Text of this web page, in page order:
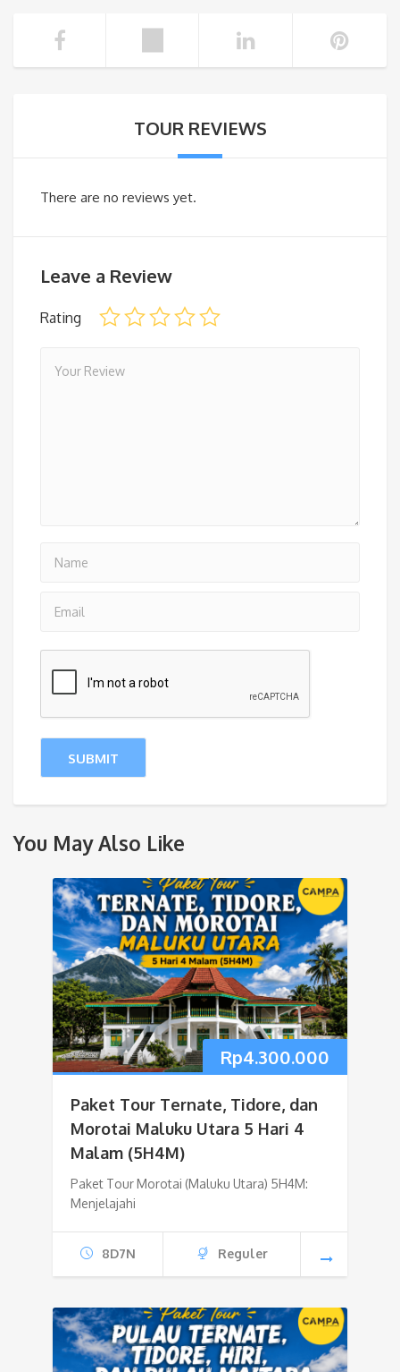
TOUR REVIEWS
There are no reviews yet.
Leave a Review
Rating
You May Also Like
Rp4.300.000
Paket Tour Ternate, Tidore, dan
Morotai Maluku Utara 5 Hari 4
Malam (5H4M)
Paket Tour Morotai (Maluku Utara) 5H4M:
Menjelajahi
8D7N Reguler